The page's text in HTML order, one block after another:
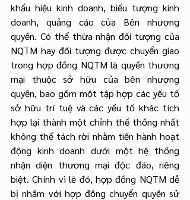
khẩu hiệu kinh doanh, biểu tượng kinh
doanh, quảng cáo của Bên nhượng
quyền. Có thể thừa nhận đối tượng của
NQTM hay đối tượng được chuyển giao
trong hợp đồng NQTM là quyền thương
mại thuộc sở hữu của bên nhượng
quyền, bao gồm một tập hợp các yếu tố
sở hữu trí tuệ và các yếu tố khác tích
hợp lại thành một chỉnh thể thống nhất
không thể tách rời nhằm tiến hành hoạt
động kinh doanh dưới một hệ thống
nhận diện thương mại độc đáo, riêng
biệt. Chính vì lẽ đó, hợp đồng NQTM dễ
bị nhầm với hợp đồng chuyển quyền sử